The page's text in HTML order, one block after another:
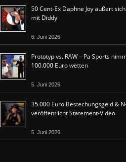
50 Cent-Ex Daphne Joy äußert
mit Diddy
6. Juni 2026
Prototyp vs. RAW – Pa Sports
100.000 Euro wetten
5. Juni 2026
35.000 Euro Bestechungsgeld &
veröffentlicht Statement-Video
5. Juni 2026